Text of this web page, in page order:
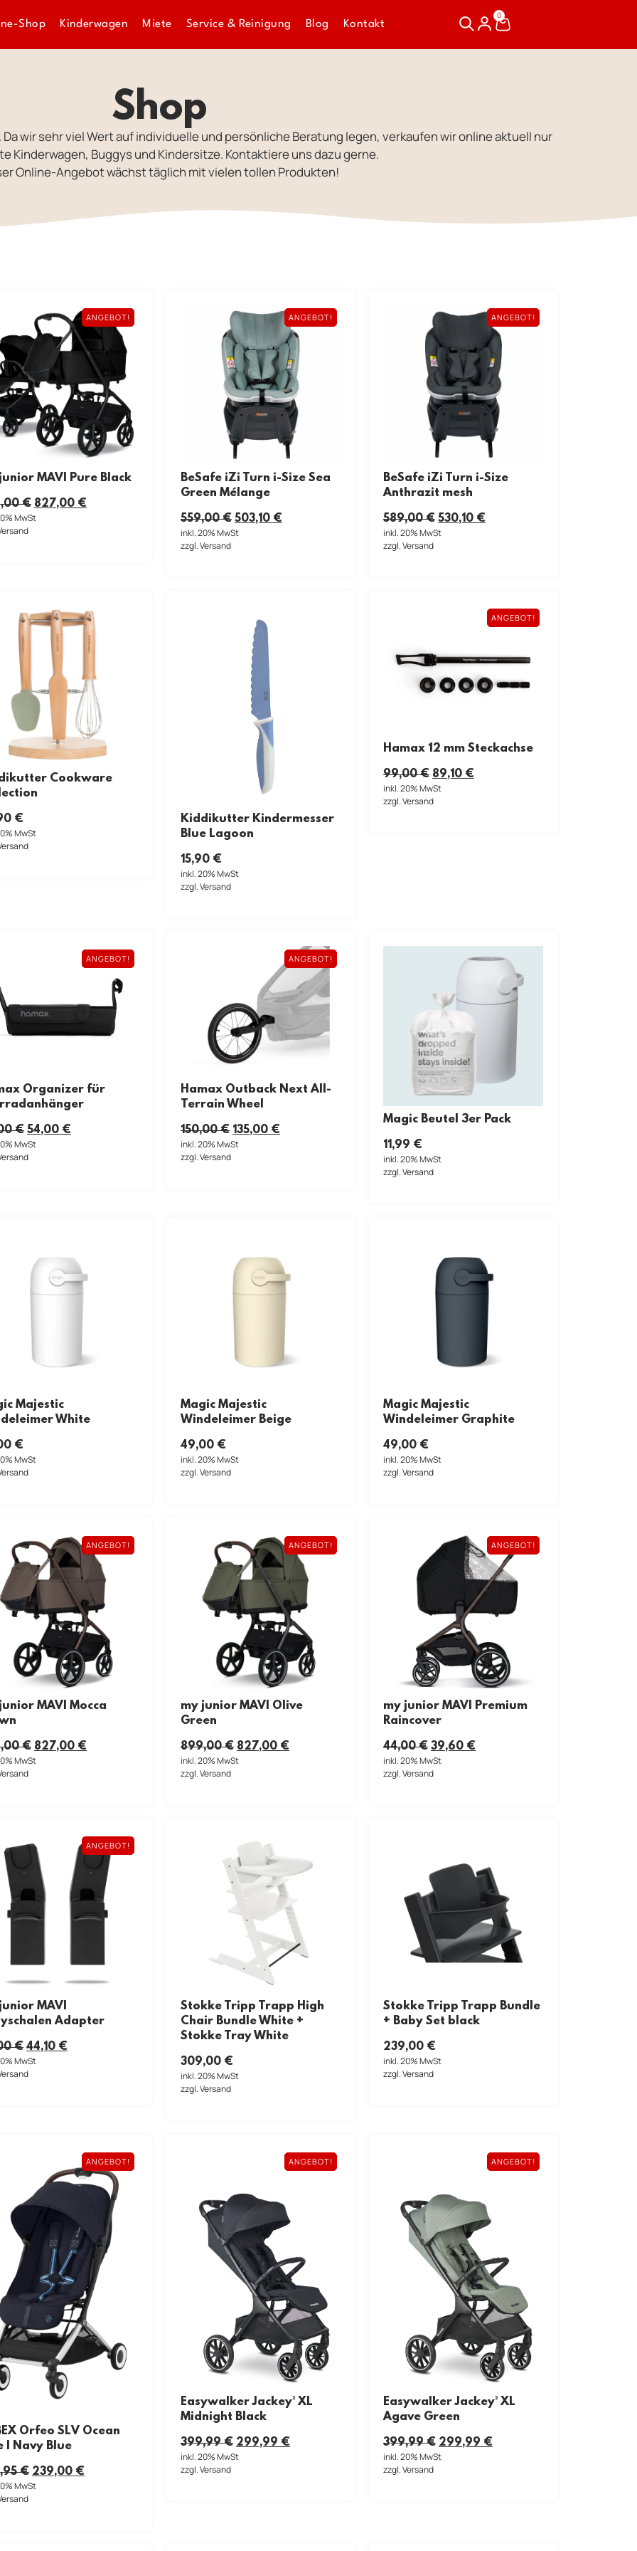
Shop Kinderwagen Miete Service & Reinigung Blog Kontakt
0
Shop
wir sehr viel Wert auf individuelle und persönliche Beratung legen, verkaufen wir online aktuell nur
Kinderwagen, Buggys und Kindersitze. Kontaktiere uns dazu gerne.
Online-Angebot wächst täglich mit vielen tollen Produkten!
ANGEBOT!
MAVI Pure Black
€ 827,00 €
MwSt
ANGEBOT!
BeSafe iZi Turn i-Size Sea
Green Mélange
559,00€ 503,10 €
inkl. 20% MwSt
zzgl. Versand
ANGEBOT!
BeSafe iZi Turn i-Size
Anthrazit mesh
589,00€ 530,10 €
inkl. 20% MwSt
zzgl. Versand
Cookware
€
MwSt
Kiddikutter Kindermesser
Blue Lagoon
15,90 €
inkl. 20% MwSt
zzgl. Versand
ANGEBOT!
Hamax 12 mm Steckachse
99,00€ 89,10 €
inkl. 20% MwSt
zzgl. Versand
ANGEBOT!
Organizer für
€ 54,00 €
MwSt
ANGEBOT!
Hamax Outback Next All-
Terrain Wheel
150,00€ 135,00 €
inkl. 20% MwSt
zzgl. Versand
Magic Beutel 3er Pack
11,99 €
inkl. 20% MwSt
zzgl. Versand
Majestic
White
€
MwSt
Magic Majestic
Windeleimer Beige
49,00 €
inkl. 20% MwSt
zzgl. Versand
Magic Majestic
Windeleimer Graphite
49,00 €
inkl. 20% MwSt
zzgl. Versand
ANGEBOT!
MAVI Mocca
€ 827,00 €
MwSt
ANGEBOT!
my junior MAVI Olive
Green
899,00€ 827,00 €
inkl. 20% MwSt
zzgl. Versand
ANGEBOT!
my junior MAVI Premium
Raincover
44,00€ 39,60 €
inkl. 20% MwSt
zzgl. Versand
ANGEBOT!
MAVI
Adapter
€ 44,10 €
MwSt
Stokke Tripp Trapp High
Chair Bundle White +
Stokke Tray White
309,00 €
inkl. 20% MwSt
zzgl. Versand
Stokke Tripp Trapp Bundle
+ Baby Set black
239,00 €
inkl. 20% MwSt
zzgl. Versand
ANGEBOT!
Orfeo SLV Ocean
| Navy Blue
€ 239,00 €
MwSt
ANGEBOT!
Easywalker Jackey² XL
Midnight Black
399,99€ 299,99 €
inkl. 20% MwSt
zzgl. Versand
ANGEBOT!
Easywalker Jackey² XL
Agave Green
399,99€ 299,99 €
inkl. 20% MwSt
zzgl. Versand